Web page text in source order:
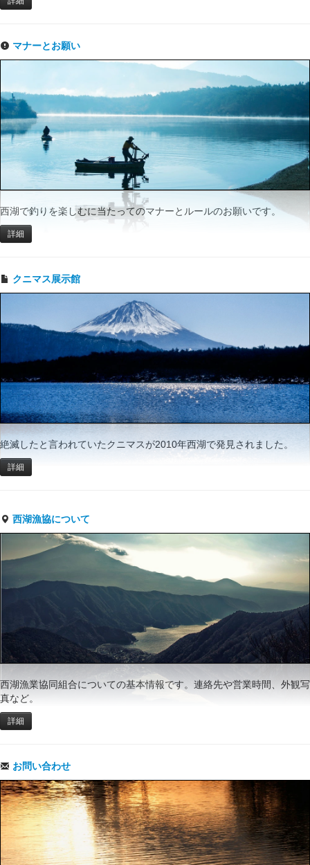
マナーとお願い
西湖で釣りを楽しむに当たってのマナーとルールのお願いです。
詳細
クニマス展示館
絶滅したと言われていたクニマスが2010年西湖で発見されました。
詳細
西湖漁協について
西湖漁業協同組合についての基本情報です。連絡先や営業時間、外観写
真など。
詳細
お問い合わせ